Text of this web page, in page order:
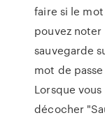
faire si le
pouvez noter
sauvegarde
mot de
Lorsque
décocher